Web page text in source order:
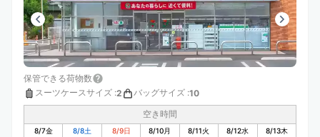
保管できる荷物数
スーツケースサイズ :2 バッグサイズ :10
空き時間
8/7金 8/8土 8/9日 8/10月 8/11火 8/12水 8/13木